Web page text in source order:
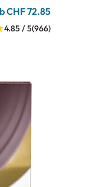
CHF 72.85
4.85 / 5(966)